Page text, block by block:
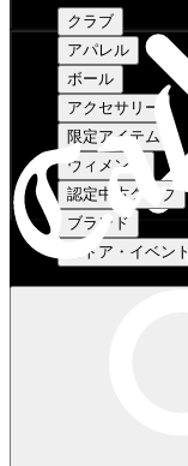
クラブ
アパレル
ボール
アクセサリー
限定アイテム
ウィメンズ
認定中古クラブ
ブランド
ストア・イベント